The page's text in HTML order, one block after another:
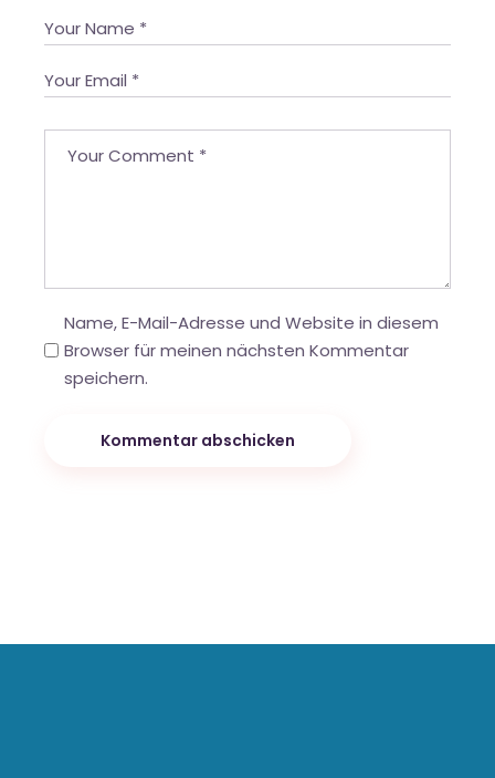
Name, E-Mail-Adresse und Website in diesem
Browser für meinen nächsten Kommentar
speichern.
Kommentar abschicken